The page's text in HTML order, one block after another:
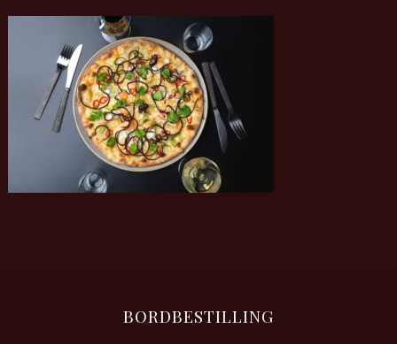
BORDBESTILLING